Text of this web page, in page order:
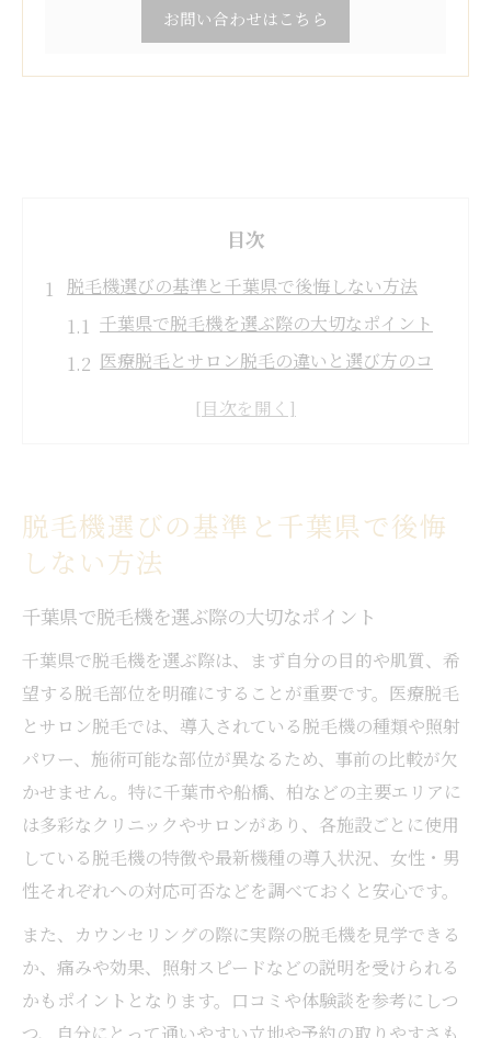
お問い合わせはこちら
目次
脱毛機選びの基準と千葉県で後悔しない方法
千葉県で脱毛機を選ぶ際の大切なポイント
医療脱毛とサロン脱毛の違いと選び方のコ
ット
千葉県で脱毛するなら押さえたい最新ポイント
最新の脱毛機を千葉県で選ぶ基準とは
医療脱毛の安全性とクリニック選びの極意
女性に人気の全身脱毛のポイントまとめ
千葉県でメンズ脱毛が増える理由と注目点
痛みが少ない脱毛法と冷却機能の重要性
痛みや効果で見る千葉県の脱毛機の違い
脱毛機の痛みの違いと千葉県での選び方
熱破壊式と蓄熱式の特徴と使い分け方
産毛や色黒肌対応の脱毛機も解説
顔脱毛やVIO脱毛の痛み体験談まとめ
医療脱毛を千葉県で始める決め手とは
脱毛機選びの基準と千葉県で後悔
しない方法
千葉県で脱毛機を選ぶ際の大切なポイント
千葉県で脱毛機を選ぶ際は、まず自分の目的や肌質、希
望する脱毛部位を明確にすることが重要です。医療脱毛
とサロン脱毛では、導入されている脱毛機の種類や照射
パワー、施術可能な部位が異なるため、事前の比較が欠
かせません。特に千葉市や船橋、柏などの主要エリアに
は多彩なクリニックやサロンがあり、各施設ごとに使用
している脱毛機の特徴や最新機種の導入状況、女性・男
性それぞれへの対応可否などを調べておくと安心です。
また、カウンセリングの際に実際の脱毛機を見学できる
か、痛みや効果、照射スピードなどの説明を受けられる
かもポイントとなります。口コミや体験談を参考にしつ